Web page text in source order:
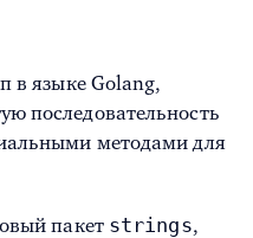
в языке Golang,
последовательность
методами для
пакет strings,